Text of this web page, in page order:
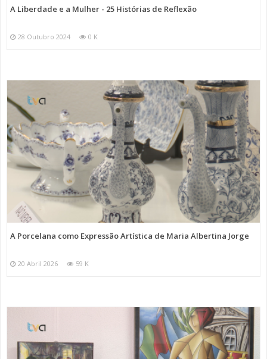
A Liberdade e a Mulher - 25 Histórias de Reflexão
28 Outubro 2024 0 K
A Porcelana como Expressão Artística de Maria Albertina Jorge
20 Abril 2026 59 K